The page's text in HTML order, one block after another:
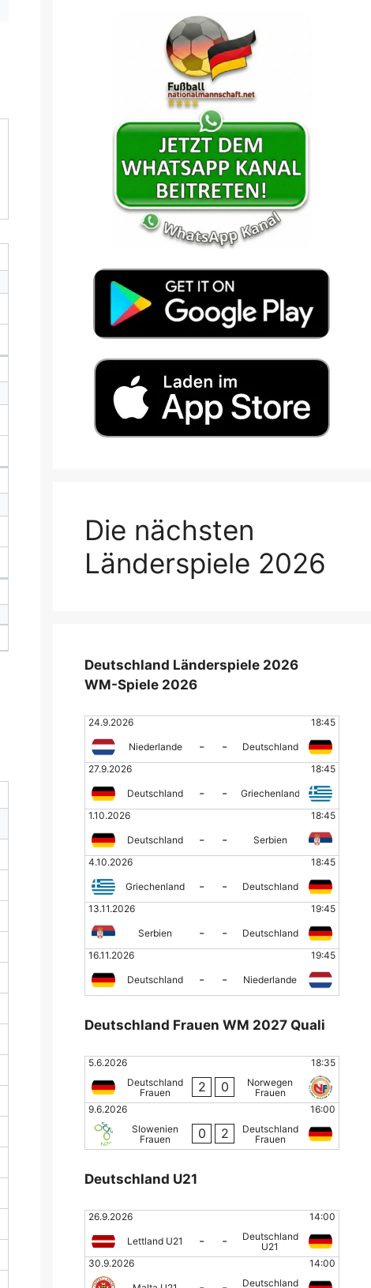
Die nächsten
Länderspiele 2026
Deutschland Länderspiele 2026
WM-Spiele 2026
24.9.2026 18:45
Niederlande - -
Deutschland
27.9.2026
18:45
Deutschland - -
Griechenland
1.10.2026
18:45
Deutschland - -
Serbien
4.10.2026
18:45
Griechenland - -
Deutschland
13.11.2026
19:45
Serbien - -
Deutschland
16.11.2026
19:45
Deutschland - - Niederlande
Deutschland Frauen WM 2027 Quali
5.6.2026
18:35
Deutschland
Frauen
2 0
Norwegen
Frauen
9.6.2026
16:00
Slowenien
Frauen
0 2
Deutschland
Frauen
Deutschland U21
26.9.2026 14:00
Lettland U21 - -
Deutschland
U21
30.9.2026
14:00
Deutschland